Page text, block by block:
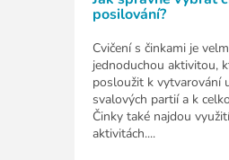
posilování?
Cvičení s činkami je
jednoduchou aktivitou,
posloužit k vytvarování
svalových partií a k
Činky také najdou
aktivitách....